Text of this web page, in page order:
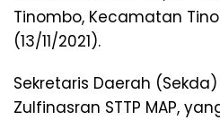
Tinombo, Kecamatan
(13/11/2021).
Sekretaris Daerah
Zulfinasran STTP MAP,